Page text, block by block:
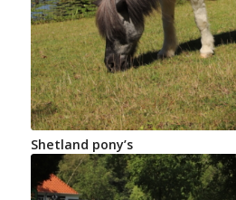
Shetland pony’s